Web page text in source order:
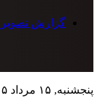
گزارش
پنجشنبه, ۱۵ مرداد ۱۴۰۵